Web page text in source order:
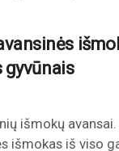
gyvūnais
išmokų
išmokas iš viso